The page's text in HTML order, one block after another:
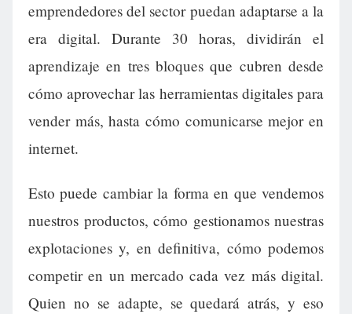
emprendedores del sector puedan adaptarse a la
era digital. Durante 30 horas, dividirán el
aprendizaje en tres bloques que cubren desde
cómo aprovechar las herramientas digitales para
vender más, hasta cómo comunicarse mejor en
internet.
Esto puede cambiar la forma en que vendemos
nuestros productos, cómo gestionamos nuestras
explotaciones y, en definitiva, cómo podemos
competir en un mercado cada vez más digital.
Quien no se adapte, se quedará atrás, y eso